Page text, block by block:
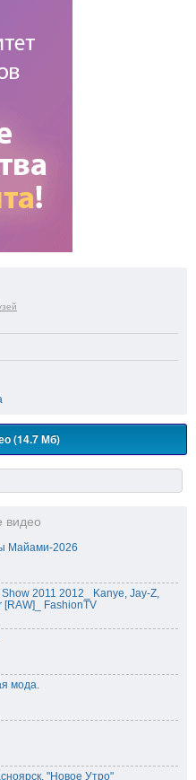
(14.7 Мб)
видео
Майами-2026
2011 2012_ Kanye, Jay-Z,
[RAW]_ FashionTV
мода.
"Новое Утро"